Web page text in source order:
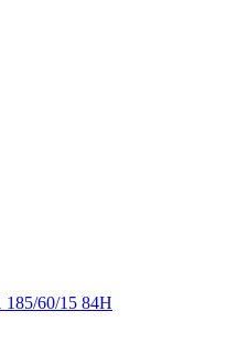
185/60/15 84H